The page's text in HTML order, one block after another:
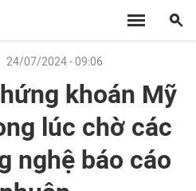
24/07/2024 - 09:06
khoán Mỹ
lúc chờ các
nghệ báo cáo